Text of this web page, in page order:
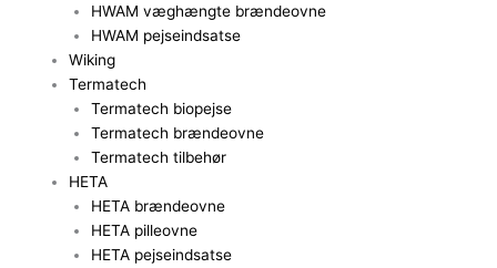
HWAM væghængte brændeovne
HWAM pejseindsatse
Wiking
Termatech
Termatech biopejse
Termatech brændeovne
Termatech tilbehør
HETA
HETA brændeovne
HETA pilleovne
HETA pejseindsatse